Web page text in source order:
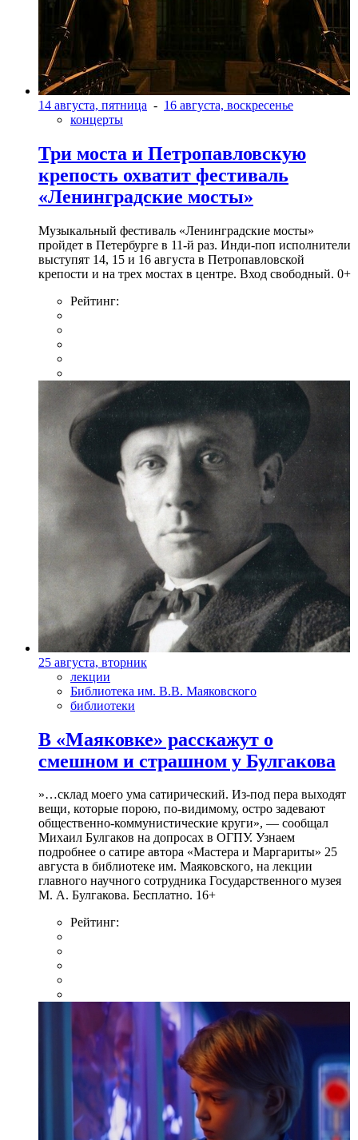
14 августа, пятница - 16 августа, воскресенье
концерты
Три моста и Петропавловскую
крепость охватит фестиваль
«Ленинградские мосты»
Музыкальный фестиваль «Ленинградские мосты»
пройдет в Петербурге в 11-й раз. Инди-поп исполнители
выступят 14, 15 и 16 августа в Петропавловской
крепости и на трех мостах в центре. Вход свободный. 0+
Рейтинг:
25 августа, вторник
лекции
Библиотека им. В.В. Маяковского
библиотеки
В «Маяковке» расскажут о
смешном и страшном у Булгакова
»…склад моего ума сатирический. Из-под пера выходят
вещи, которые порою, по-видимому, остро задевают
общественно-коммунистические круги», — сообщал
Михаил Булгаков на допросах в ОГПУ. Узнаем
подробнее о сатире автора «Мастера и Маргариты» 25
августа в библиотеке им. Маяковского, на лекции
главного научного сотрудника Государственного музея
М. А. Булгакова. Бесплатно. 16+
Рейтинг: